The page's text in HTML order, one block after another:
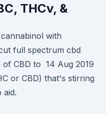
THCv, &
with
full spectrum cbd
of CBD to 14 Aug 2019
or CBD) that's stirring
aid.